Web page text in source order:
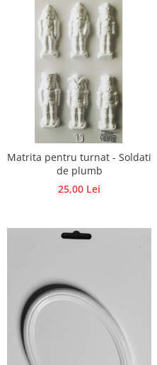
Matrita pentru turnat - Soldati
de plumb
25,00 Lei